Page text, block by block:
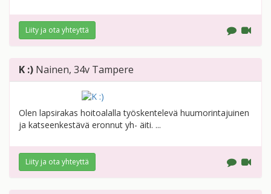
Liity ja ota yhteyttä
K :) Nainen, 34v Tampere
Olen lapsirakas hoitoalalla työskentelevä huumorintajuinen
ja katseenkestävä eronnut yh- äiti. ...
Liity ja ota yhteyttä